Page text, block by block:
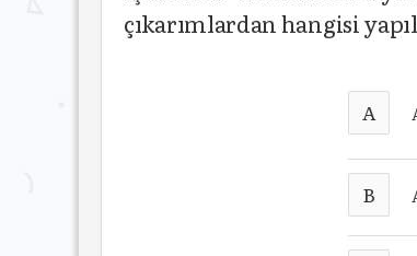
çıkarımlardan hangisi
A
B